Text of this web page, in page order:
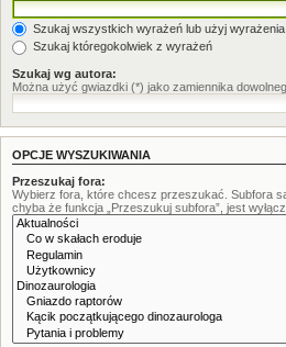
Szukaj wszystkich wyrażeń lub użyj
Szukaj któregokolwiek z wyrażeń
Szukaj wg autora:
Można użyć gwiazdki (*) jako zamiennika
OPCJE WYSZUKIWANIA
Przeszukaj fora:
Wybierz fora, które chcesz przeszukać. Subfora
chyba że funkcja „Przeszukuj subfora”, jest